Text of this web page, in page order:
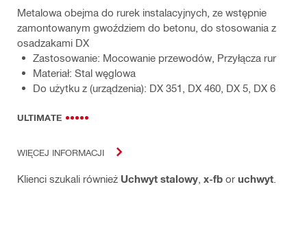
Metalowa obejma do rurek instalacyjnych, ze wstępnie
zamontowanym gwoździem do betonu, do stosowania z
osadzakami DX
Zastosowanie: Mocowanie przewodów, Przyłącza rur
Materiał: Stal węglowa
Do użytku z (urządzenia): DX 351, DX 460, DX 5, DX 6
ULTIMATE
WIĘCEJ INFORMACJI
Klienci szukali również Uchwyt stalowy x-fb or uchwyt